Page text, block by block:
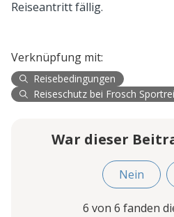
Reiseantritt fällig.
Verknüpfung mit:
Reisebedingungen
Reiseschutz bei Frosch
War dieser
Nein
6 von 6 fanden